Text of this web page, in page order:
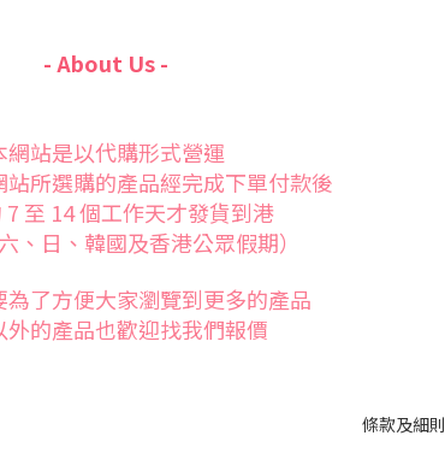
- About Us -
網站是以代購形式營運
所選購的產品經完成下單付款後
7 至 14 個工作天才發貨到港
、日、韓國及香港公眾假期）
為了方便大家瀏覽到更多的產品
外的產品也歡迎找我們報價
條款及細則